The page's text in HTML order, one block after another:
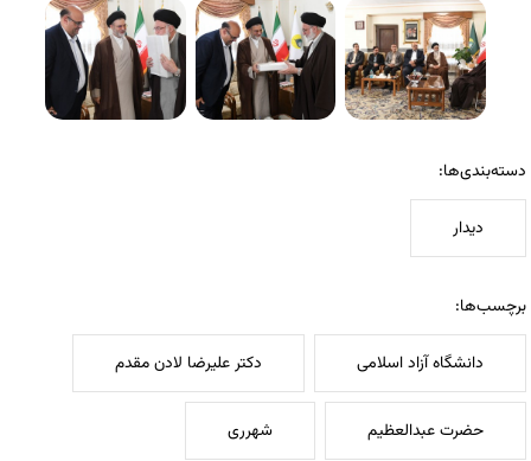
دسته‌بندی‌ها:
دیدار
برچسب‌ها:
دانشگاه آزاد اسلامی دکتر علیرضا لادن مقدم
حضرت عبدالعظیم شهرری